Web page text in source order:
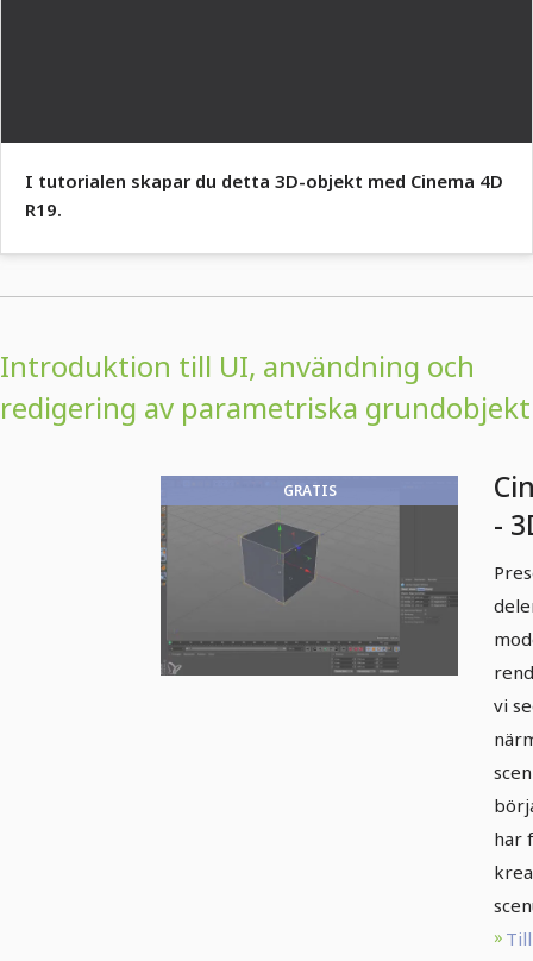
I tutorialen skapar du detta 3D-objekt med Cinema 4D
R19.
Introduktion till UI, användning och
redigering av parametriska grundobjekt
GRATIS
-
vi
har
Till